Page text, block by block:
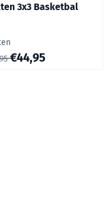
3x3 Basketbal
49,95 voor 44,95
€44,95